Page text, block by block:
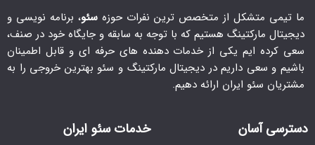
ما تیمی متشکل از متخصص ترین نفرات حوزه سئو، برنامه نویسی و
دیجیتال مارکتینگ هستیم که با توجه به سابقه و جایگاه خود در صنف،
سعی کرده ایم یکی از خدمات دهنده های حرفه ای و قابل اطمینان
باشیم و سعی داریم در دیجیتال مارکتینگ و سئو بهترین خروجی را به
مشتریان سئو ایران ارائه دهیم.
دسترسی آسان خدمات سئو ایران